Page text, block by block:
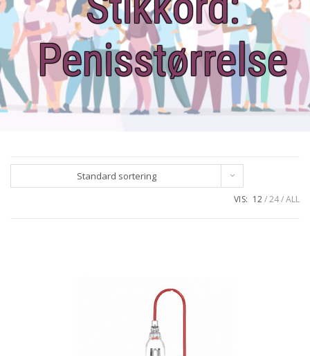
Penisstørrelse
Standard sortering
VIS: 12 24 ALL